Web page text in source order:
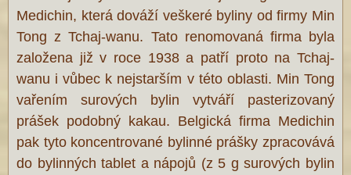
Medichin, která dováží veškeré byliny od firmy Min
Tong z Tchaj-wanu. Tato renomovaná firma byla
založena již v roce 1938 a patří proto na Tchaj-
wanu i vůbec k nejstarším v této oblasti. Min Tong
vařením surových bylin vytváří pasterizovaný
prášek podobný kakau. Belgická firma Medichin
pak tyto koncentrované bylinné prášky zpracovává
do bylinných tablet a nápojů (z 5 g surových bylin